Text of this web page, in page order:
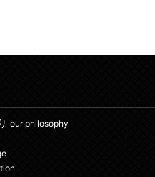
our philosophy